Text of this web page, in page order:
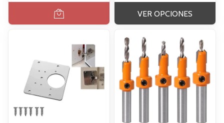
VER OPCIONES